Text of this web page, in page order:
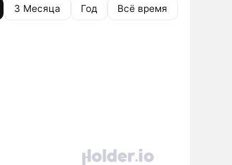
3 Месяца Год Всё время